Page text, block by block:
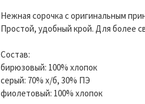
Нежная сорочка с оригинальным
Простой, удобный крой. Для более
Состав:
бирюзовый: 100% хлопок
серый: 70% х/б, 30% ПЭ
фиолетовый: 100% хлопок